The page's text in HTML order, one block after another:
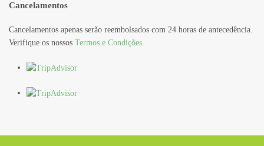
Cancelamentos
Cancelamentos apenas serão reembolsados com 24 horas de antecedência.
Verifique os nossos Termos e Condições.